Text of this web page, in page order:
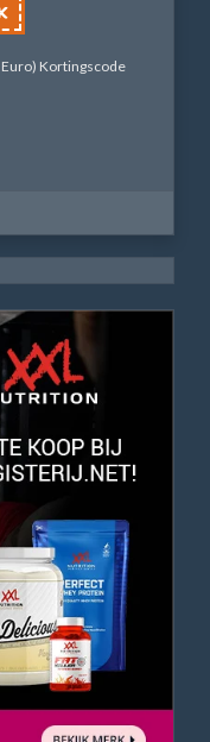
Kortingscode